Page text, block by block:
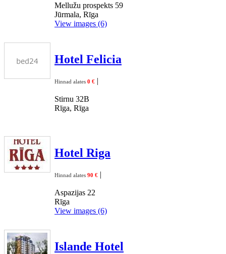
Mellužu prospekts 59
Jūrmala, Rīga
View images (6)
Hotel Felicia
Hinnad alates 0 € |
Stirnu 32B
Rīga, Rīga
Hotel Riga
Hinnad alates 90 € |
Aspazijas 22
Rīga
View images (6)
Islande Hotel